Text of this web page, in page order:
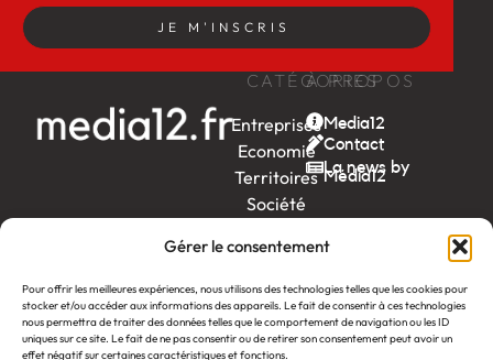
Gérer le consentement
Pour offrir les meilleures expériences, nous utilisons des technologies telles que les cookies pour
stocker et/ou accéder aux informations des appareils. Le fait de consentir à ces technologies
nous permettra de traiter des données telles que le comportement de navigation ou les ID
uniques sur ce site. Le fait de ne pas consentir ou de retirer son consentement peut avoir un
effet négatif sur certaines caractéristiques et fonctions.
CATÉGORIES
Entreprises
Economie
Territoires
Société
end
Ambition
by EDF
itw
by
À PROPOS
Media12
Contact
La news by
Média12
JE M'INSCRIS